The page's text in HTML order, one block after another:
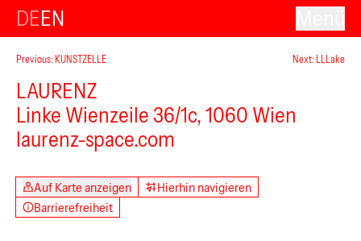
DEEN
Previous: KUNSTZELLE Next: LLLake
LAURENZ
Linke Wienzeile 36/1c, 1060 Wien
laurenz-space.com
Auf Karte anzeigen
Hierhin navigieren
Barrierefreiheit